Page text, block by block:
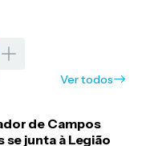
Ver todos
de Campos
se junta à Legião